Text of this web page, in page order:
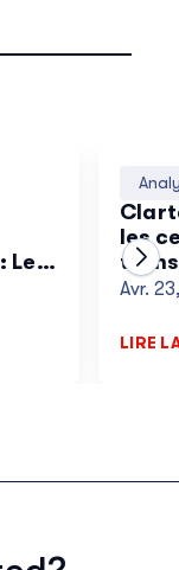
Le
de
les
Avr.
LIRE